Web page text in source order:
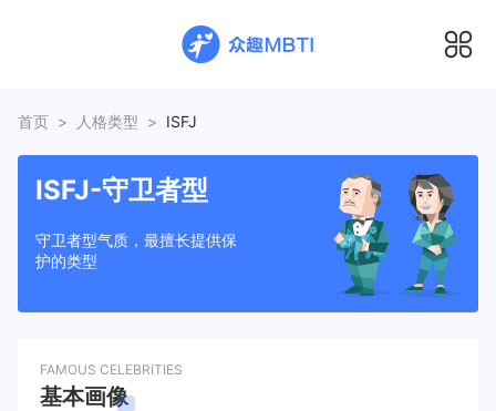
首页 > 人格类型 > ISFJ
ISFJ-守卫者型
守卫者型气质，最擅长提供保
护的类型
FAMOUS CELEBRITIES
基本画像